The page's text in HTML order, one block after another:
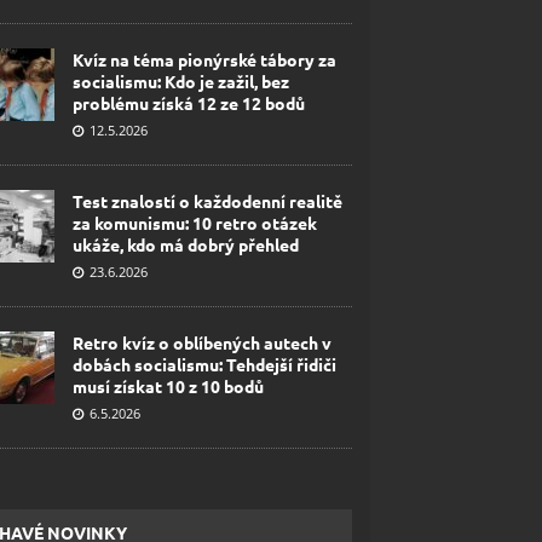
Kvíz na téma pionýrské tábory za
socialismu: Kdo je zažil, bez
problému získá 12 ze 12 bodů
12.5.2026
Test znalostí o každodenní realitě
za komunismu: 10 retro otázek
ukáže, kdo má dobrý přehled
23.6.2026
Retro kvíz o oblíbených autech v
dobách socialismu: Tehdejší řidiči
musí získat 10 z 10 bodů
6.5.2026
NOVINKY